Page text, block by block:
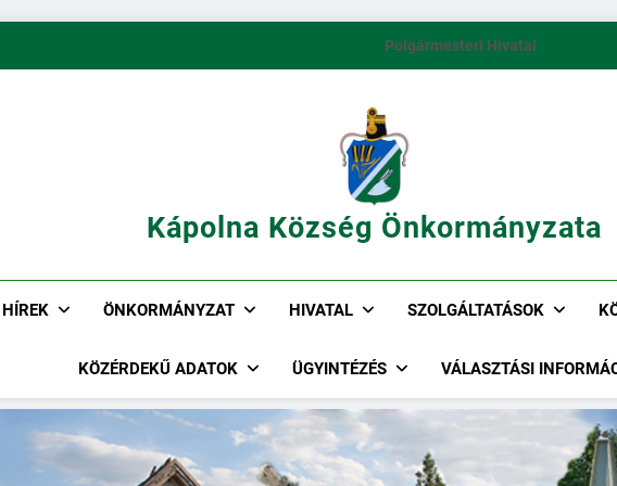
Polgármesteri Hivatal
Kápolna Község Önkormányzata
HÍREK ÖNKORMÁNYZAT HIVATAL SZOLGÁLTATÁSOK
KÖZÉRDEKŰ ADATOK ÜGYINTÉZÉS VÁLASZTÁSI